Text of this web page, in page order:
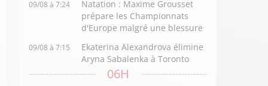
09/08 à 7:24
Natation : Maxime Grousset
prépare les Championnats
d'Europe malgré une blessure
09/08 à 7:15
Ekaterina Alexandrova élimine
Aryna Sabalenka à Toronto
06H